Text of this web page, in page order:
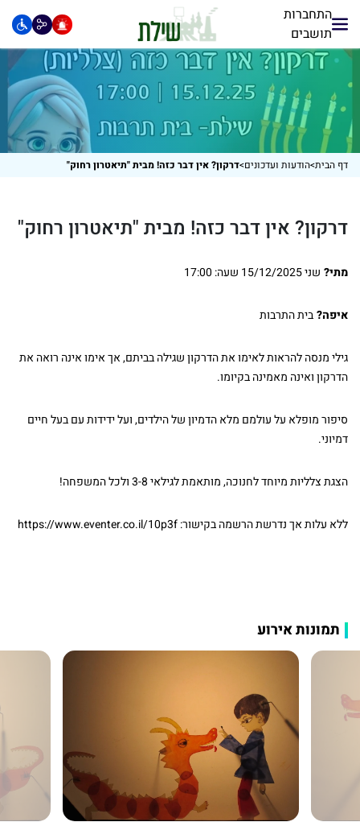
התחברות
תושבים
דף הבית>הודעות ועדכונים>דרקון? אין דבר כזה! מבית "תיאטרון רחוק"
דרקון? אין דבר כזה! מבית "תיאטרון רחוק"
מתי? שני 15/12/2025 שעה: 17:00
איפה?בית התרבות
גילי מנסה להראות לאימו את הדרקון שגילה בביתם, אך אימו אינה רואה את
הדרקון ואינה מאמינה בקיומו.
סיפור מופלא על עולמם מלא הדמיון של הילדים, ועל ידידות עם בעל חיים
דמיוני.
הצגת צלליות מיוחד לחנוכה, מותאמת לגילאי 3-8 ולכל המשפחה!
ללא עלות אך נדרשת הרשמה בקישור: https://www.eventer.co.il/10p3f
תמונות אירוע